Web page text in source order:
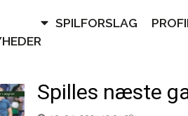
Spilles næste
SPILFORSLAG